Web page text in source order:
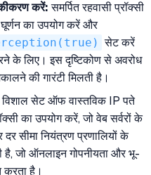
करें: समर्पित रहवासी प्रॉक्सी
का उपयोग करें और
सेट करें
के लिए। इस दृष्टिकोण से अवरोध
की गारंटी मिलती है।
विशाल सेट ऑफ वास्तविक IP पते
का उपयोग करें, जो वेब सर्वरों के
सीमा नियंत्रण प्रणालियों के
है, जो ऑनलाइन गोपनीयता और भू-
करता है।